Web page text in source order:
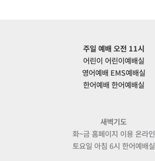
주일 예배 오전 11시
어린이 어린이예배실
영어예배 EMS예배실
한어예배 한어예배실
새벽기도
화~금 홈페이지 이용 온라인
토요일 아침 6시 한어예배실